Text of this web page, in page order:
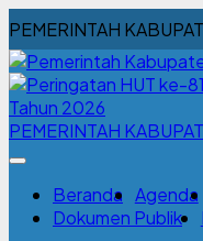
PEMERINTAH
PEMERINTAH
Beranda Agenda
Dokumen Publik